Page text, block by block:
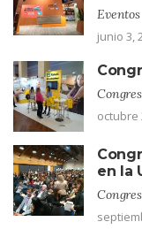
Eventos
junio 3,
octubre
en la